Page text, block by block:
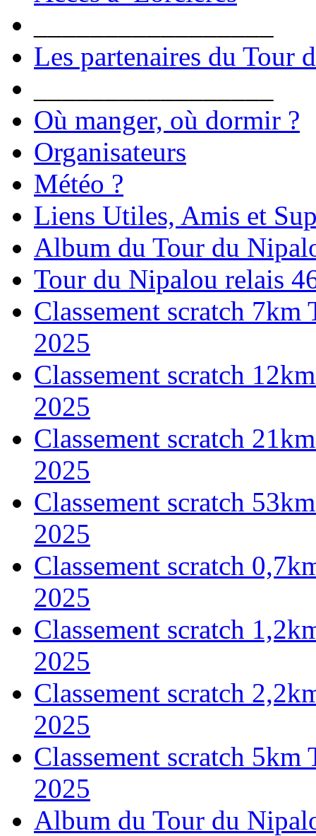
Les partenaires du Tour
Où manger, où dormir ?
Organisateurs
Météo ?
Liens Utiles, Amis et
Album du Tour du
Tour du Nipalou relais
Classement scratch
2025
Classement scratch
2025
Classement scratch
2025
Classement scratch
2025
Classement scratch
2025
Classement scratch
2025
Classement scratch
2025
Classement scratch
2025
Album du Tour du